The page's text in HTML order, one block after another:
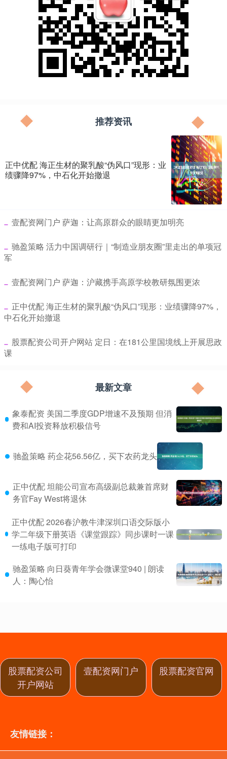
推荐资讯
正中优配 海正生材的聚乳酸“伪风口”现形：业
绩骤降97%，中石化开始撤退
​壹配资网门户 萨迦：让高原群众的眼睛更加明亮
​驰盈策略 活力中国调研行｜“制造业朋友圈”里走出的单项冠
军
​壹配资网门户 萨迦：沪藏携手高原学校教研氛围更浓
​正中优配 海正生材的聚乳酸“伪风口”现形：业绩骤降97%，
中石化开始撤退
​股票配资公司开户网站 定日：在181公里国境线上开展思政
课
最新文章
象泰配资 美国二季度GDP增速不及预期 但消
费和AI投资释放积极信号
驰盈策略 药企花56.56亿，买下农药龙头
正中优配 坦能公司宣布高级副总裁兼首席财
务官Fay West将退休
正中优配 2026春沪教牛津深圳口语交际版小
学二年级下册英语《课堂跟踪》同步课时一课
一练电子版可打印
驰盈策略 向日葵青年学会微课堂940 | 朗读
人：陶心怡
股票配资公司
开户网站
壹配资网门户 股票配资官网
友情链接：